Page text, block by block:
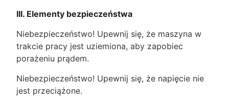
III. Elementy bezpieczeństwa
Niebezpieczeństwo! Upewnij się, że maszyna w
trakcie pracy jest uziemiona, aby zapobiec
porażeniu prądem.
Niebezpieczeństwo! Upewnij się, że napięcie nie
jest przeciążone.